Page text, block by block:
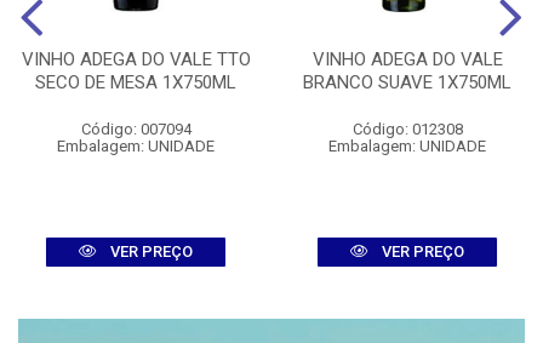
VINHO ADEGA DO VALE TTO
SECO DE MESA 1X750ML
Código: 007094
Embalagem: UNIDADE
VER PREÇO
VINHO ADEGA DO VALE
BRANCO SUAVE 1X750ML
Código: 012308
Embalagem: UNIDADE
VER PREÇO